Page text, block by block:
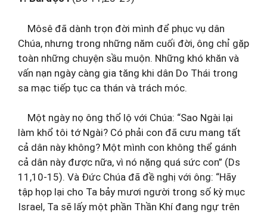
Môsê đã dành trọn đời mình để phục vụ dân
Chúa, nhưng trong những năm cuối đời, ông chỉ gặp
toàn những chuyện sầu muộn. Những khó khăn và
vấn nạn ngày càng gia tăng khi dân Do Thái trong
sa mạc tiếp tục ca thán và trách móc.
Một ngày nọ ông thổ lộ với Chúa: “Sao Ngài lại
làm khổ tôi tớ Ngài? Có phải con đã cưu mang tất
cả dân này không? Một mình con không thể gánh
cả dân này được nữa, vì nó nặng quá sức con” (Ds
11,10-15). Và Đức Chúa đã đề nghị với ông: “Hãy
tập họp lại cho Ta bảy mươi người trong số kỳ mục
Israel, Ta sẽ lấy một phần Thần Khí đang ngự trên